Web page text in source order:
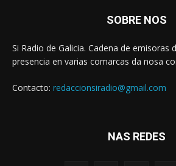
SOBRE NOS
Si Radio de Galicia. Cadena de emisoras
presencia en varias comarcas da nosa
Contacto: redaccionsiradio@gmail.com
NAS REDES